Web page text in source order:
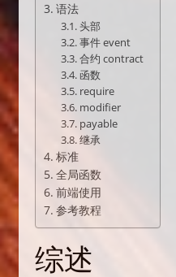
语法
头部
事件 event
合约 contract
函数
require
modifier
payable
继承
标准
全局函数
前端使用
参考教程
综述